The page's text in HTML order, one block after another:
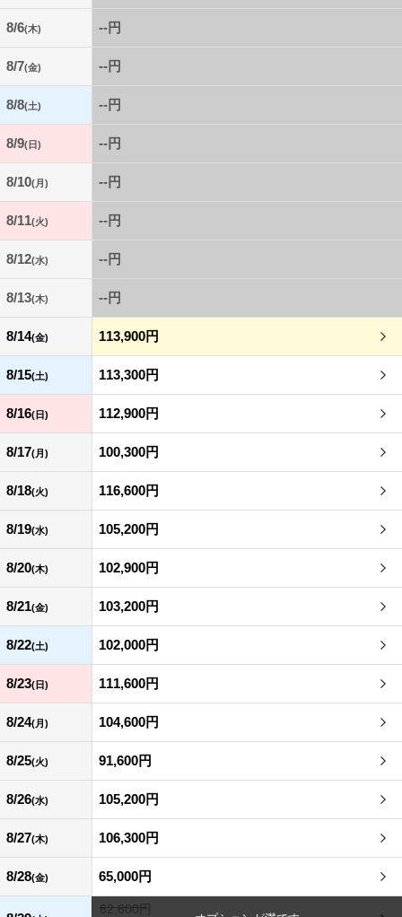
8/6(木) --円
8/7(金) --円
8/8(土) --円
8/9(日) --円
8/10(月) --円
8/11(火) --円
8/12(水) --円
8/13(木) --円
8/14(金) 113,900円
8/15(土) 113,300円
8/16(日) 112,900円
8/17(月) 100,300円
8/18(火) 116,600円
8/19(水) 105,200円
8/20(木) 102,900円
8/21(金) 103,200円
8/22(土) 102,000円
8/23(日) 111,600円
8/24(月) 104,600円
8/25(火) 91,600円
8/26(水) 105,200円
8/27(木) 106,300円
8/28(金) 65,000円
62,600円